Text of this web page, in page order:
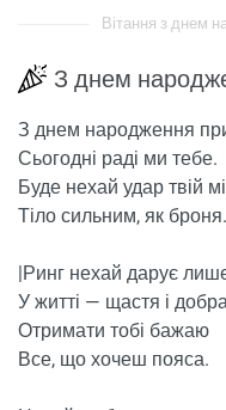
Вітання з днем
З днем
З днем ​​народження
Сьогодні раді ми тебе.
Буде нехай удар твій
Тіло сильним, як броня.
|Ринг нехай дарує
У житті — щастя і
Отримати тобі бажаю
Все, що хочеш пояса.